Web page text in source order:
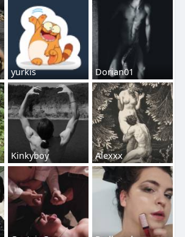
yurkis Dorian01
Kinkyboy Alexxx